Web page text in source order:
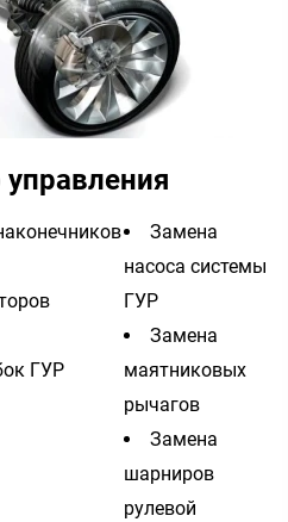
ГУР
Замена
насоса системы
ГУР
Замена
маятниковых
рычагов
Замена
шарниров
рулевой